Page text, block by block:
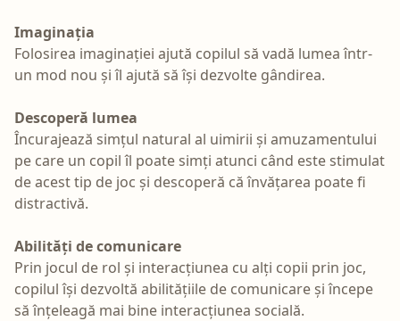
Imaginația
Folosirea imaginației ajută copilul să vadă lumea într-
un mod nou și îl ajută să își dezvolte gândirea.
Descoperă lumea
Încurajează simțul natural al uimirii și amuzamentului
pe care un copil îl poate simți atunci când este stimulat
de acest tip de joc și descoperă că învățarea poate fi
distractivă.
Abilități de comunicare
Prin jocul de rol și interacțiunea cu alți copii prin joc,
copilul își dezvoltă abilitățiile de comunicare și începe
să înțeleagă mai bine interacțiunea socială.